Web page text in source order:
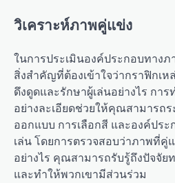
วิเคราะห์ภาพคู่แข่ง
ในการประเมินองค์ประกอบทาง
สิ่งสำคัญที่ต้องเข้าใจว่ากราฟิกเ
ดึงดูดและรักษาผู้เล่นอย่างไร กา
อย่างละเอียดช่วยให้คุณสามารถ
ออกแบบ การเลือกสี และองค์ปร
เล่น โดยการตรวจสอบว่าภาพที่
อย่างไร คุณสามารถรับรู้ถึงปัจจั
และทำให้พวกเขามีส่วนร่วม